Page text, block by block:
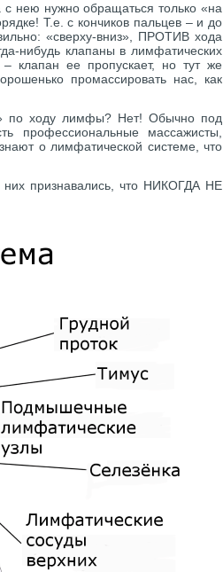
нею нужно обращаться только «на
Т.е. с кончиков пальцев – и до
«сверху-вниз», ПРОТИВ хода
нибудь клапаны в лимфатических
клапан ее пропускает, но тут же
промассировать нас, как
по ходу лимфы? Нет! Обычно под
профессиональные массажисты,
о лимфатической системе, что
признавались, что НИКОГДА НЕ